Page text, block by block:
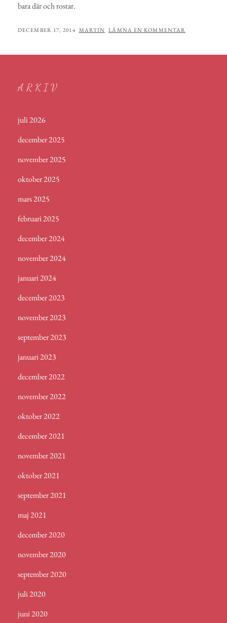
bara där och rostar.
PUBLICERAT
DECEMBER 17, 2014 AV
MARTIN LÄMNA EN KOMMENTAR
ARKIV
juli 2026
december 2025
november 2025
oktober 2025
mars 2025
februari 2025
december 2024
november 2024
januari 2024
december 2023
november 2023
september 2023
januari 2023
december 2022
november 2022
oktober 2022
december 2021
november 2021
oktober 2021
september 2021
maj 2021
december 2020
november 2020
september 2020
juli 2020
juni 2020